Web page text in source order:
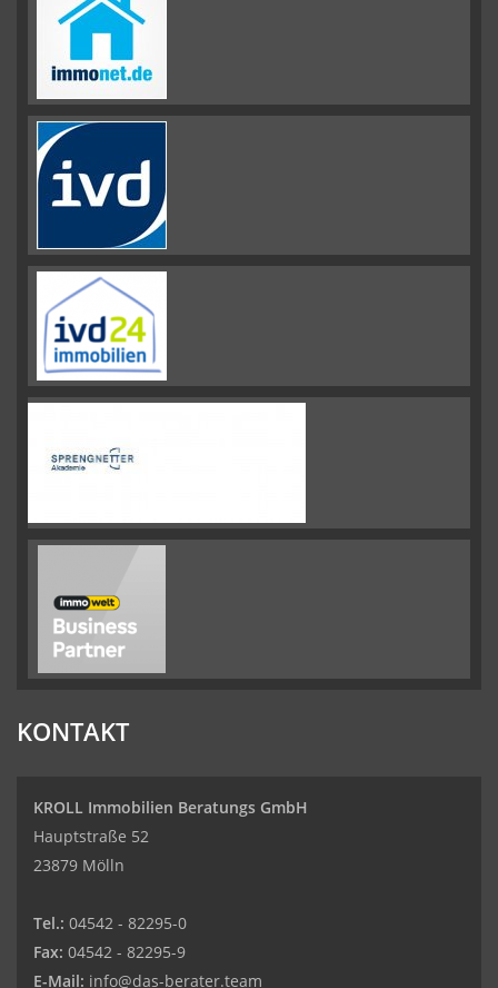
KONTAKT
KROLL Immobilien Beratungs GmbH
Hauptstraße 52
23879 Mölln
Tel.: 04542 - 82295-0
Fax: 04542 - 82295-9
E-Mail: info@das-berater.team